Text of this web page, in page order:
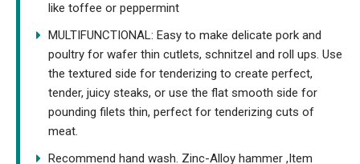
like toffee or peppermint
MULTIFUNCTIONAL: Easy to make delicate pork and
poultry for wafer thin cutlets, schnitzel and roll ups. Use
the textured side for tenderizing to create perfect,
tender, juicy steaks, or use the flat smooth side for
pounding filets thin, perfect for tenderizing cuts of
meat.
Recommend hand wash. Zinc-Alloy hammer ,Item